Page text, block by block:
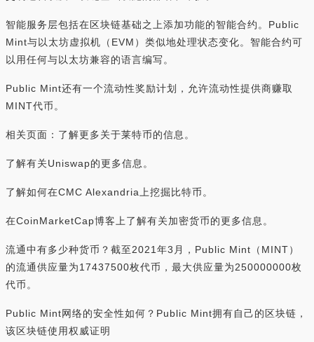
智能服务层包括在区块链基础之上添加功能的智能合约。Public
Mint与以太坊虚拟机（EVM）类似地处理状态变化。智能合约可
以用任何与以太坊兼容的语言编写。
Public Mint还有一个流动性奖励计划，允许流动性提供商赚取
MINT代币。
相关页面：了解更多关于莱特币的信息。
了解有关Uniswap的更多信息。
了解如何在CMC Alexandria上挖掘比特币。
在CoinMarketCap博客上了解有关加密货币的更多信息。
流通中有多少种货币？截至2021年3月，Public Mint（MINT）
的流通供应量为17437500枚代币，最大供应量为250000000枚
代币。
Public Mint网络的安全性如何？Public Mint拥有自己的区块链，
该区块链使用权威证明